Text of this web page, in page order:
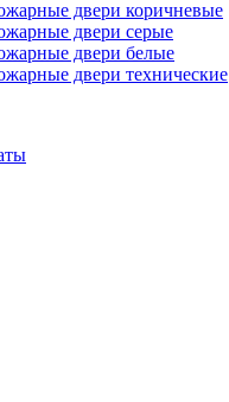
двери коричневые
двери серые
двери белые
двери технические